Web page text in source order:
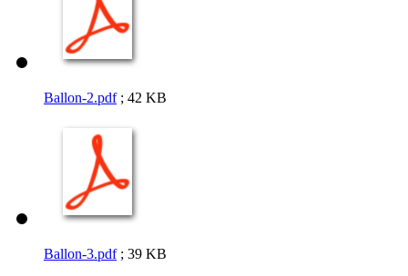
Ballon-2.pdf; 42 KB
Ballon-3.pdf; 39 KB